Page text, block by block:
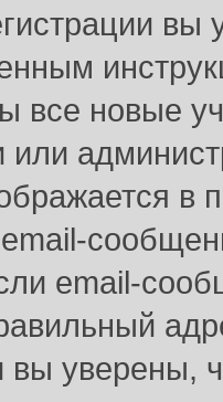
вы
все новые
или
в
email-
уверены,